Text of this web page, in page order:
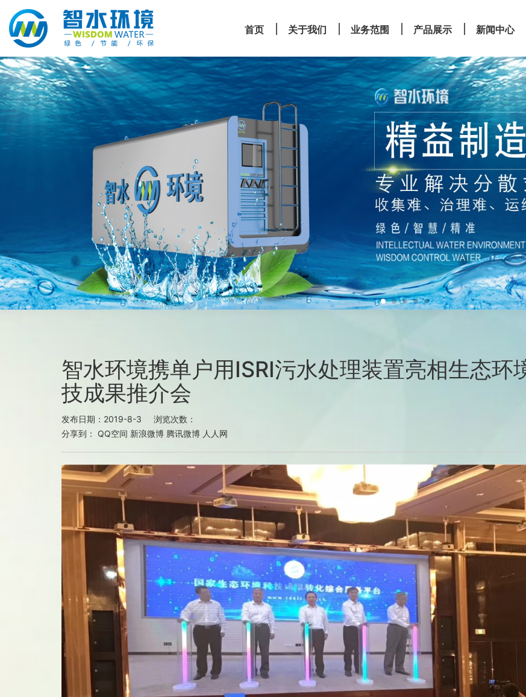
首页
关于我们
业务范围
产品展示
新闻中心
智水环境携单户用ISRI污水处理装置亮相生态环
技成果推介会
发布日期：2019-8-3 浏览次数：
分享到：
QQ空间 新浪微博 腾讯微博 人人网